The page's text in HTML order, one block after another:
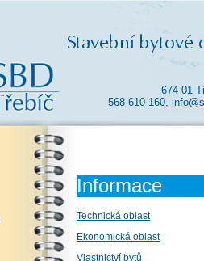
674 01
568 610 160,
Informace
Technická oblast
Ekonomická oblast
Vlastnictví bytů